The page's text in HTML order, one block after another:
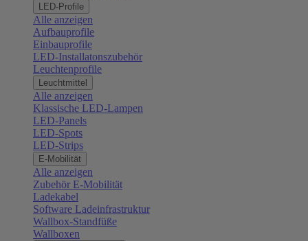
LED-Profile
Alle anzeigen
Aufbauprofile
Einbauprofile
LED-Installatonszubehör
Leuchtenprofile
Leuchtmittel
Alle anzeigen
Klassische LED-Lampen
LED-Panels
LED-Spots
LED-Strips
E-Mobilität
Alle anzeigen
Zubehör E-Mobilität
Ladekabel
Software Ladeinfrastruktur
Wallbox-Standfüße
Wallboxen